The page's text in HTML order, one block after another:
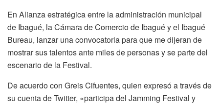
En Alianza estratégica entre la administración municipal
de Ibagué, la Cámara de Comercio de Ibagué y el Ibagué
Bureau, lanzar una convocatoria para que me dijeran de
mostrar sus talentos ante miles de personas y se parte del
escenario de la Festival.
De acuerdo con Greis Cifuentes, quien expresó a través de
su cuenta de Twitter, «participa del Jamming Festival y